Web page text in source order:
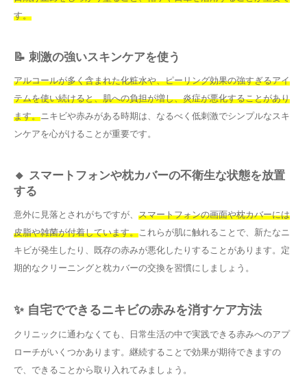
す。
📝 刺激の強いスキンケアを使う
アルコールが多く含まれた化粧水や、ピーリング効果の強すぎるアイ
テムを使い続けると、肌への負担が増し、炎症が悪化することがあり
ます。ニキビや赤みがある時期は、なるべく低刺激でシンプルなスキ
ンケアを心がけることが重要です。
🔸 スマートフォンや枕カバーの不衛生な状態を放置
する
意外に見落とされがちですが、 スマートフォンの画面や枕カバーには
皮脂や雑菌が付着しています。これらが肌に触れることで、新たなニ
キビが発生したり、既存の赤みが悪化したりすることがあります。定
期的なクリーニングと枕カバーの交換を習慣にしましょう。
✨ 自宅でできるニキビの赤みを消すケア方法
クリニックに通わなくても、日常生活の中で実践できる赤みへのアプ
ローチがいくつかあります。継続することで効果が期待できますの
で、できることから取り入れてみましょう。